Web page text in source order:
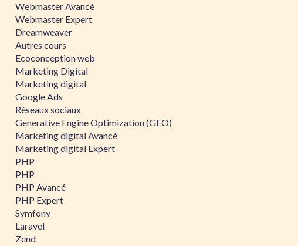
Webmaster Avancé
Webmaster Expert
Dreamweaver
Autres cours
Ecoconception web
Marketing Digital
Marketing digital
Google Ads
Réseaux sociaux
Generative Engine Optimization (GEO)
Marketing digital Avancé
Marketing digital Expert
PHP
PHP
PHP Avancé
PHP Expert
Symfony
Laravel
Zend